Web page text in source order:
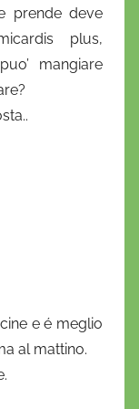
prende deve
plus,
mangiare
e é meglio
al mattino.